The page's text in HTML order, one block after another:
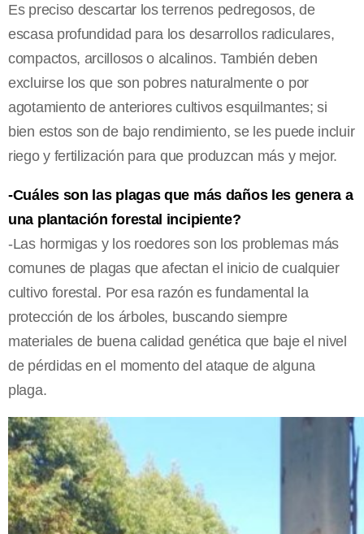
Es preciso descartar los terrenos pedregosos, de
escasa profundidad para los desarrollos radiculares,
compactos, arcillosos o alcalinos. También deben
excluirse los que son pobres naturalmente o por
agotamiento de anteriores cultivos esquilmantes; si
bien estos son de bajo rendimiento, se les puede incluir
riego y fertilización para que produzcan más y mejor.
-Cuáles son las plagas que más daños les genera a
una plantación forestal incipiente?
-Las hormigas y los roedores son los problemas más
comunes de plagas que afectan el inicio de cualquier
cultivo forestal. Por esa razón es fundamental la
protección de los árboles, buscando siempre
materiales de buena calidad genética que baje el nivel
de pérdidas en el momento del ataque de alguna
plaga.